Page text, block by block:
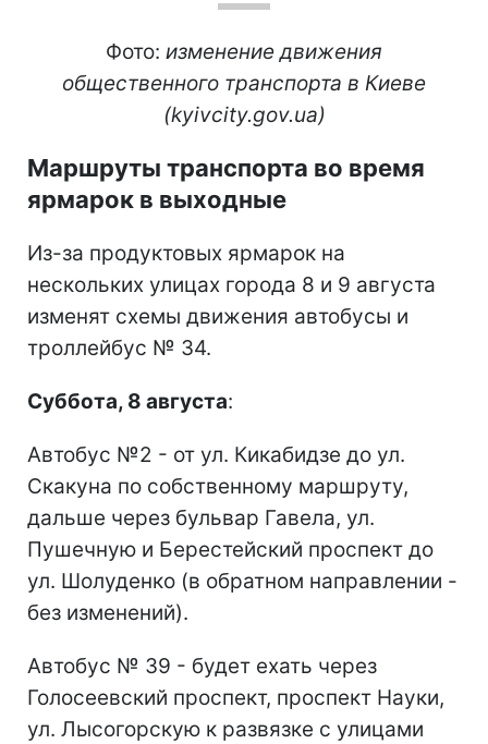
Фото: изменение движения
общественного транспорта в Киеве
(kyivcity.gov.ua)
Маршруты транспорта во время
ярмарок в выходные
Из-за продуктовых ярмарок на
нескольких улицах города 8 и 9 августа
изменят схемы движения автобусы и
троллейбус № 34.
Суббота, 8 августа:
Автобус №2 - от ул. Кикабидзе до ул.
Скакуна по собственному маршруту,
дальше через бульвар Гавела, ул.
Пушечную и Берестейский проспект до
ул. Шолуденко (в обратном направлении -
без изменений).
Автобус № 39 - будет ехать через
Голосеевский проспект, проспект Науки,
ул. Лысогорскую к развязке с улицами